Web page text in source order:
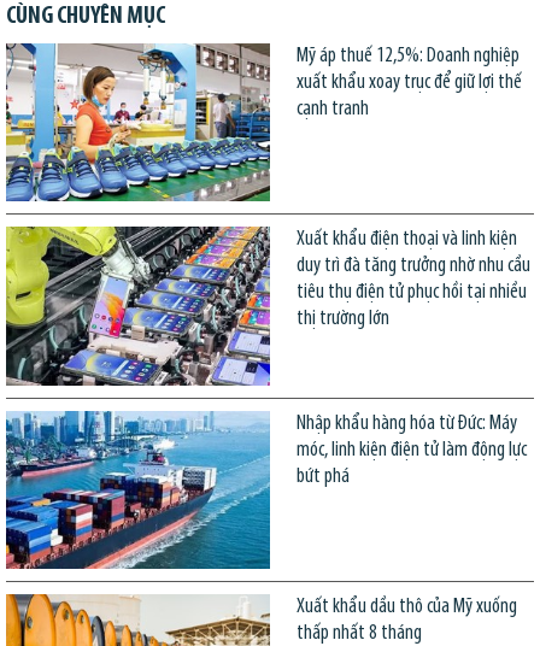
CÙNG CHUYÊN MỤC
Mỹ áp thuế 12,5%: Doanh nghiệp
xuất khẩu xoay trục để giữ lợi thế
cạnh tranh
Xuất khẩu điện thoại và linh kiện
duy trì đà tăng trưởng nhờ nhu cầu
tiêu thụ điện tử phục hồi tại nhiều
thị trường lớn
Nhập khẩu hàng hóa từ Đức: Máy
móc, linh kiện điện tử làm động lực
bứt phá
Xuất khẩu dầu thô của Mỹ xuống
thấp nhất 8 tháng